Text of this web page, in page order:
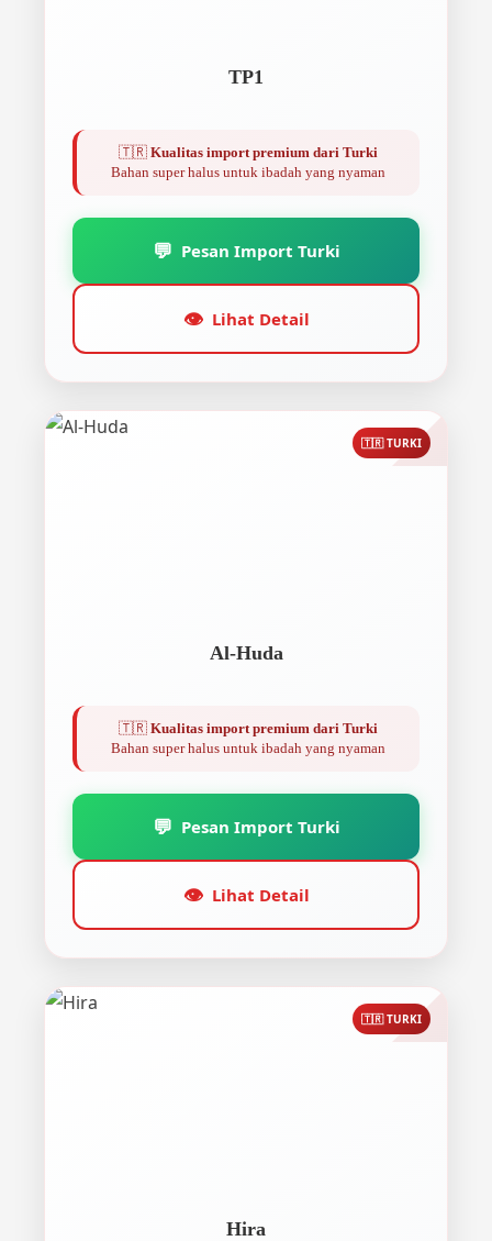
TP1
🇹🇷 Kualitas import premium dari Turki
Bahan super halus untuk ibadah yang nyaman
💬 Pesan Import Turki
👁️ Lihat Detail
🇹🇷 TURKI
Al-Huda
🇹🇷 Kualitas import premium dari Turki
Bahan super halus untuk ibadah yang nyaman
💬 Pesan Import Turki
👁️ Lihat Detail
🇹🇷 TURKI
Hira